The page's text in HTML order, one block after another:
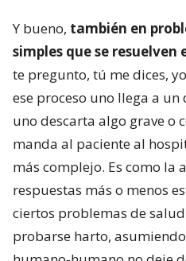
Y bueno, también en
simples que se resuelven
te pregunto, tú me dices,
ese proceso uno llega a
uno descarta algo grave o
manda al paciente al
más complejo. Es como la
respuestas más o menos
ciertos problemas de
probarse harto,